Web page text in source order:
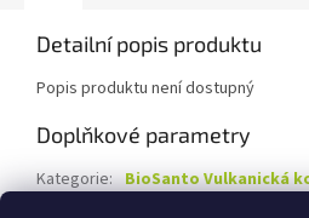
Detailní popis produktu
Popis produktu není dostupný
Doplňkové parametry
Kategorie: BioSanto Vulkanická